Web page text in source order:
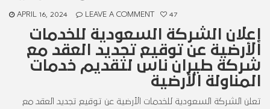
APRIL 16, 2024 LEAVE A COMMENT 47
إعلان الشركة السعودية للخدمات
الأرضية عن توقيع تجديد العقد مع
شركة طيران ناس لتقديم خدمات
المناولة الأرضية
تعلن الشركة السعودية للخدمات الأرضية عن توقيع تجديد العقد مع